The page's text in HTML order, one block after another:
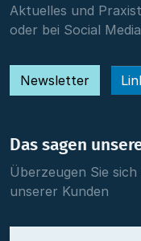
Aktuelles und
oder bei Social Media
Newsletter
Das sagen
Überzeugen Sie
unserer Kunden